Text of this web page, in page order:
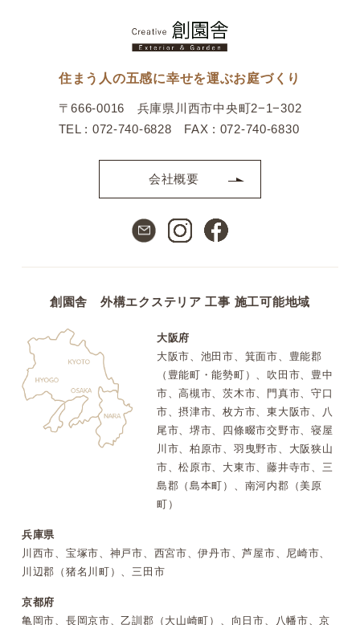
住まう人の五感に幸せを運ぶお庭づくり
〒666-0016 兵庫県川西市中央町2−1−302
TEL : 072-740-6828 FAX : 072-740-6830
会社概要
創園舎 外構エクステリア 工事 施工可能地域
大阪府
大阪市、池田市、箕面市、豊能郡
（豊能町・能勢町）、吹田市、豊中
市、高槻市、茨木市、門真市、守口
市、摂津市、枚方市、東大阪市、八
尾市、堺市、四條畷市交野市、寝屋
川市、柏原市、羽曳野市、大阪狭山
市、松原市、大東市、藤井寺市、三
島郡（島本町）、南河内郡（美原
町）
兵庫県
川西市、宝塚市、神戸市、西宮市、伊丹市、芦屋市、尼崎市、
川辺郡（猪名川町）、三田市
京都府
亀岡市、長岡京市、乙訓郡（大山崎町）、向日市、八幡市、京